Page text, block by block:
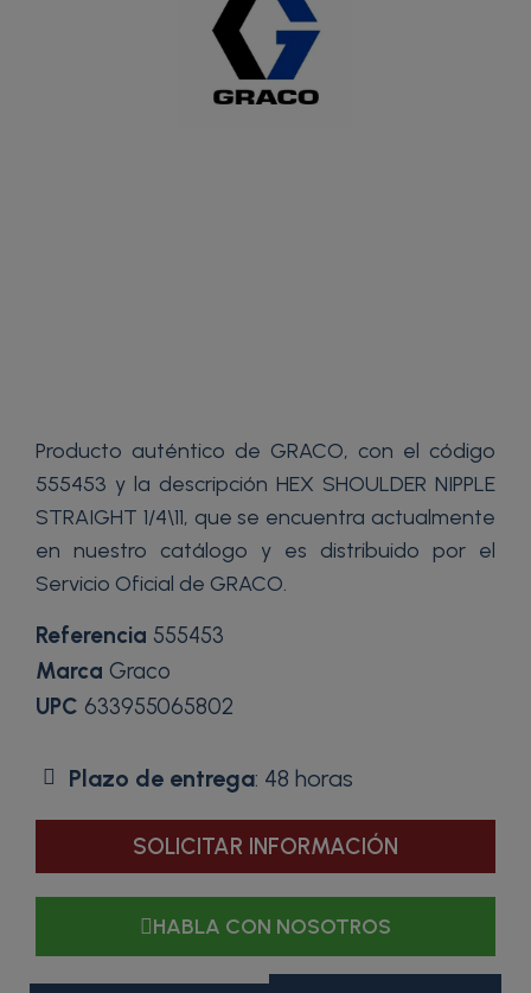
Producto auténtico de GRACO, con el código
555453 y la descripción HEX SHOULDER NIPPLE
STRAIGHT 1/4\11, que se encuentra actualmente
en nuestro catálogo y es distribuido por el
Servicio Oficial de GRACO.
Referencia 555453
Marca Graco
UPC 633955065802
Plazo de entrega: 48 horas
SOLICITAR INFORMACIÓN
HABLA CON NOSOTROS